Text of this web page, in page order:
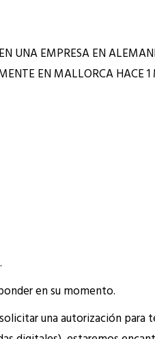
UNA EMPRESA EN
EN MALLORCA HACE
en su momento.
una autorización